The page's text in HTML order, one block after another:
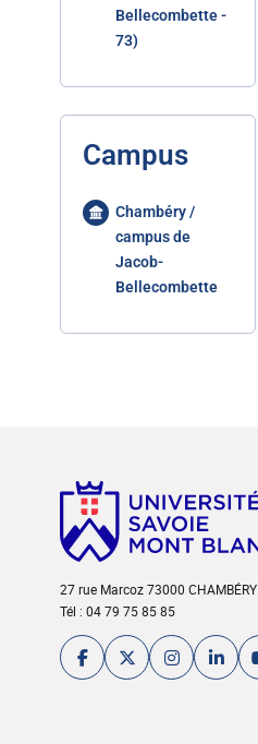
Bellecombette -
73)
Campus
Chambéry /
campus de
Jacob-
Bellecombette
27 rue Marcoz 73000 CHAMBÉRY
Tél : 04 79 75 85 85